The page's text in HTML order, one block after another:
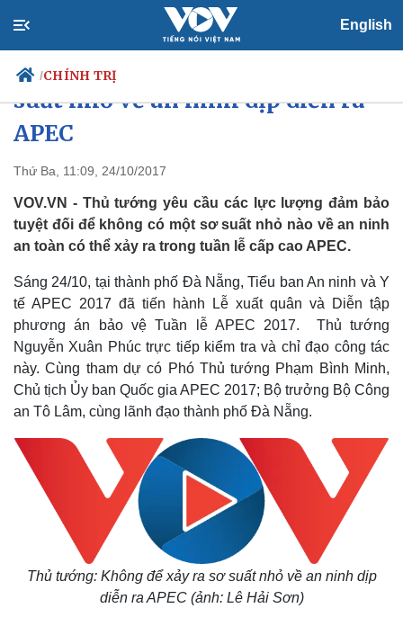
English
/CHÍNH TRỊ
Chính trị
Tổ chức nhân sự
Quốc hội
Nhận diện sự thật
Tin 24h
Dự báo thời tiết
Giáo dục
Dấu ấn VOV
Biển đảo
Thủ tướng: Không để xảy ra sơ
suất nhỏ về an ninh dịp diễn ra
APEC
Thứ Ba, 11:09, 24/10/2017
VOV.VN - Thủ tướng yêu cầu các lực lượng đảm bảo
tuyệt đối để không có một sơ suất nhỏ nào về an ninh
an toàn có thể xảy ra trong tuần lễ cấp cao APEC.
Sáng 24/10, tại thành phố Đà Nẵng, Tiểu ban An ninh và Y
tế APEC 2017 đã tiến hành Lễ xuất quân và Diễn tập
phương án bảo vệ Tuần lễ APEC 2017. Thủ tướng
Nguyễn Xuân Phúc trực tiếp kiểm tra và chỉ đạo công tác
này. Cùng tham dự có Phó Thủ tướng Phạm Bình Minh,
Chủ tịch Ủy ban Quốc gia APEC 2017; Bộ trưởng Bộ Công
an Tô Lâm, cùng lãnh đạo thành phố Đà Nẵng.
Thủ tướng: Không để xảy ra sơ suất nhỏ về an ninh dịp
diễn ra APEC (ảnh: Lê Hải Sơn)